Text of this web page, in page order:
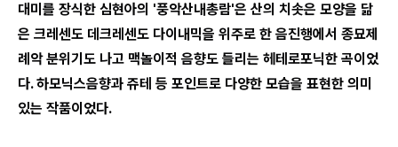
대미를 장식한 심현아의 '풍악산내총람'은 산의 치솟은 모양을 닮
은 크레센도 데크레센도 다이내믹을 위주로 한 음진행에서 종묘제
례악 분위기도 나고 맥놀이적 음향도 들리는 헤테로포닉한 곡이었
다. 하모닉스음향과 쥬테 등 포인트로 다양한 모습을 표현한 의미
있는 작품이었다.